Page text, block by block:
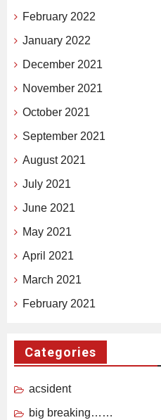
February 2022
January 2022
December 2021
November 2021
October 2021
September 2021
August 2021
July 2021
June 2021
May 2021
April 2021
March 2021
February 2021
Categories
acsident
big breaking……